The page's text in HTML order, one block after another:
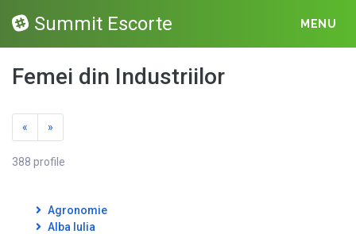
Summit Escorte MENU
Femei din Industriilor
« »
388 profile
Agronomie
Alba Iulia